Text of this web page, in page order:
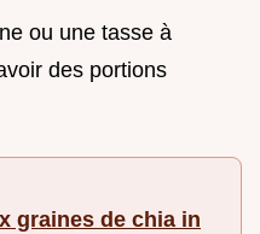
ou une tasse à
des portions
graines de chia in